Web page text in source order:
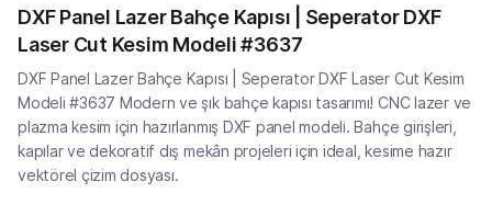
DXF Panel Lazer Bahçe Kapısı | Seperator DXF
Laser Cut Kesim Modeli #3637
DXF Panel Lazer Bahçe Kapısı | Seperator DXF Laser Cut Kesim
Modeli #3637 Modern ve şık bahçe kapısı tasarımı! CNC lazer ve
plazma kesim için hazırlanmış DXF panel modeli. Bahçe girişleri,
kapılar ve dekoratif dış mekân projeleri için ideal, kesime hazır
vektörel çizim dosyası.